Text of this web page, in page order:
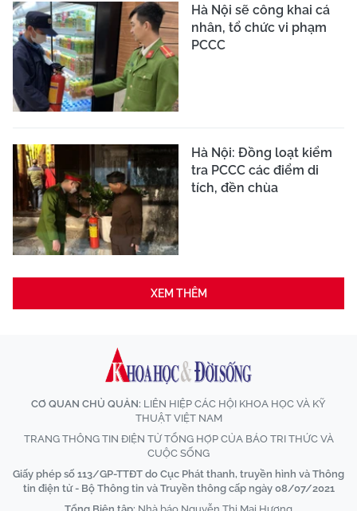
Hà Nội sẽ công khai cá
nhân, tổ chức vi phạm
PCCC
Hà Nội: Đồng loạt kiểm
tra PCCC các điểm di
tích, đền chùa
XEM THÊM
CƠ QUAN CHỦ QUẢN: LIÊN HIỆP CÁC HỘI KHOA HỌC VÀ KỸ
THUẬT VIỆT NAM
TRANG THÔNG TIN ĐIỆN TỬ TỔNG HỢP CỦA BÁO TRI THỨC VÀ
CUỘC SỐNG
Giấy phép số 113/GP-TTĐT do Cục Phát thanh, truyền hình và Thông
tin điện tử - Bộ Thông tin và Truyền thông cấp ngày 08/07/2021